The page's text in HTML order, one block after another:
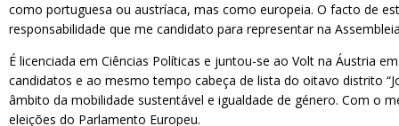
como portuguesa ou austríaca, mas como europeia. O facto de
responsabilidade que me candidato para representar na
É licenciada em Ciências Políticas e juntou-se ao Volt na Áustria
candidatos e ao mesmo tempo cabeça de lista do oitavo distrito
âmbito da mobilidade sustentável e igualdade de género. Com o
eleições do Parlamento Europeu.